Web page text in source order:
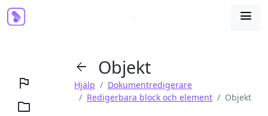



 Objekt
Hjälp
Dokumentredigerare
Redigerbara block och element
Objekt